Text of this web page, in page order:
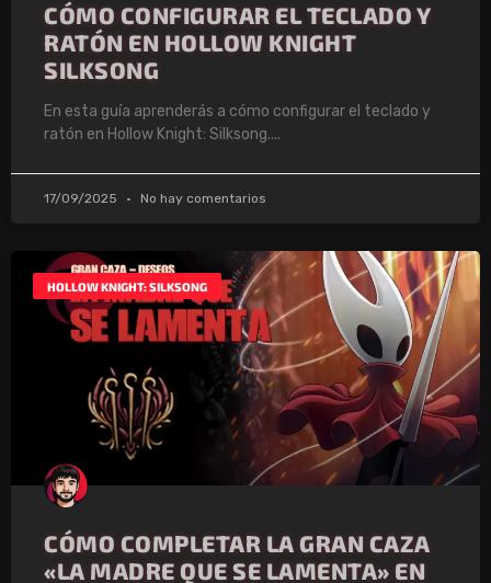
CÓMO CONFIGURAR EL TECLADO Y
RATÓN EN HOLLOW KNIGHT
SILKSONG
En esta guía aprenderás a cómo configurar el teclado y
ratón en Hollow Knight: Silksong.
17/09/2025 No hay comentarios
HOLLOW KNIGHT: SILKSONG
CÓMO COMPLETAR LA GRAN CAZA
«LA MADRE QUE SE LAMENTA» EN